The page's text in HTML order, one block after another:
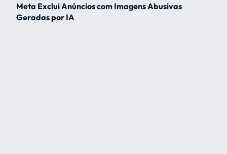
Meta Exclui Anúncios com Imagens Abusivas
Geradas por IA